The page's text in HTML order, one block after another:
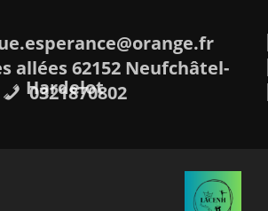
allées 62152 Neufchâtel-
Hardelot
0321870802